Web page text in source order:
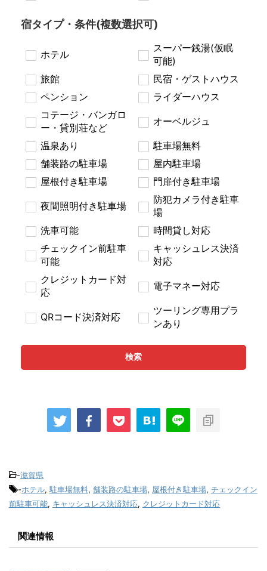
宿タイプ・条件(複数選択可)
ホテル
スーパー銭湯(仮眠
可能)
旅館
民宿・ゲストハウス
ペンション
ライダーハウス
コテージ・バンガロ
ー・貸別荘など
オーベルジュ
温泉あり
駐車場無料
舗装路の駐車場
屋内駐車場
屋根付き駐車場
門扉付き駐車場
夜間照明付き駐車場
防犯カメラ付き駐車
場
洗車可能
時間貸し対応
チェックイン前駐車
可能
キャッシュレス決済
対応
クレジットカード対
応
電子マネー対応
QRコード決済対応
ツーリング専用プラ
ンあり
検索
-滋賀県
-ホテル,駐車場無料, 舗装路の駐車場, 屋根付き駐車場, チェックイン
前駐車可能, キャッシュレス決済対応, クレジットカード対応
関連情報